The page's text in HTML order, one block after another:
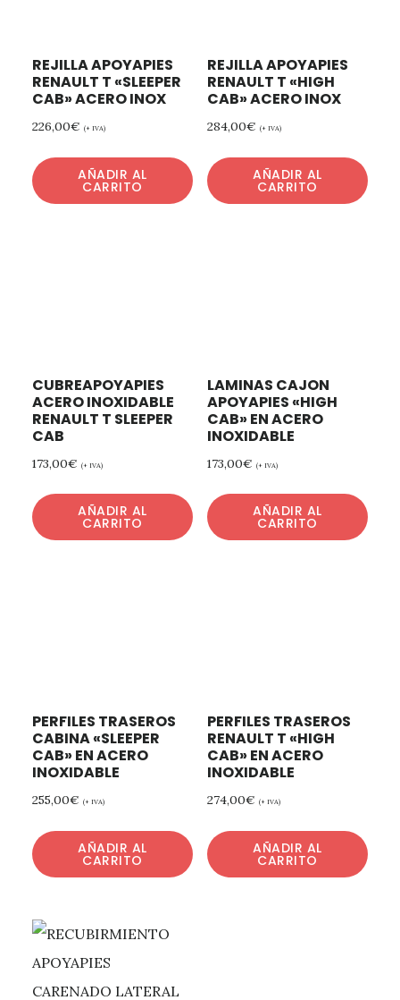
REJILLA APOYAPIES
RENAULT T «SLEEPER
CAB» ACERO INOX
226,00€ (+ IVA)
AÑADIR AL
CARRITO
REJILLA APOYAPIES
RENAULT T «HIGH
CAB» ACERO INOX
284,00€ (+ IVA)
AÑADIR AL
CARRITO
CUBREAPOYAPIES
ACERO INOXIDABLE
RENAULT T SLEEPER
CAB
173,00€ (+ IVA)
AÑADIR AL
CARRITO
LAMINAS CAJON
APOYAPIES «HIGH
CAB» EN ACERO
INOXIDABLE
173,00€ (+ IVA)
AÑADIR AL
CARRITO
PERFILES TRASEROS
CABINA «SLEEPER
CAB» EN ACERO
INOXIDABLE
255,00€ (+ IVA)
AÑADIR AL
CARRITO
PERFILES TRASEROS
RENAULT T «HIGH
CAB» EN ACERO
INOXIDABLE
274,00€ (+ IVA)
AÑADIR AL
CARRITO